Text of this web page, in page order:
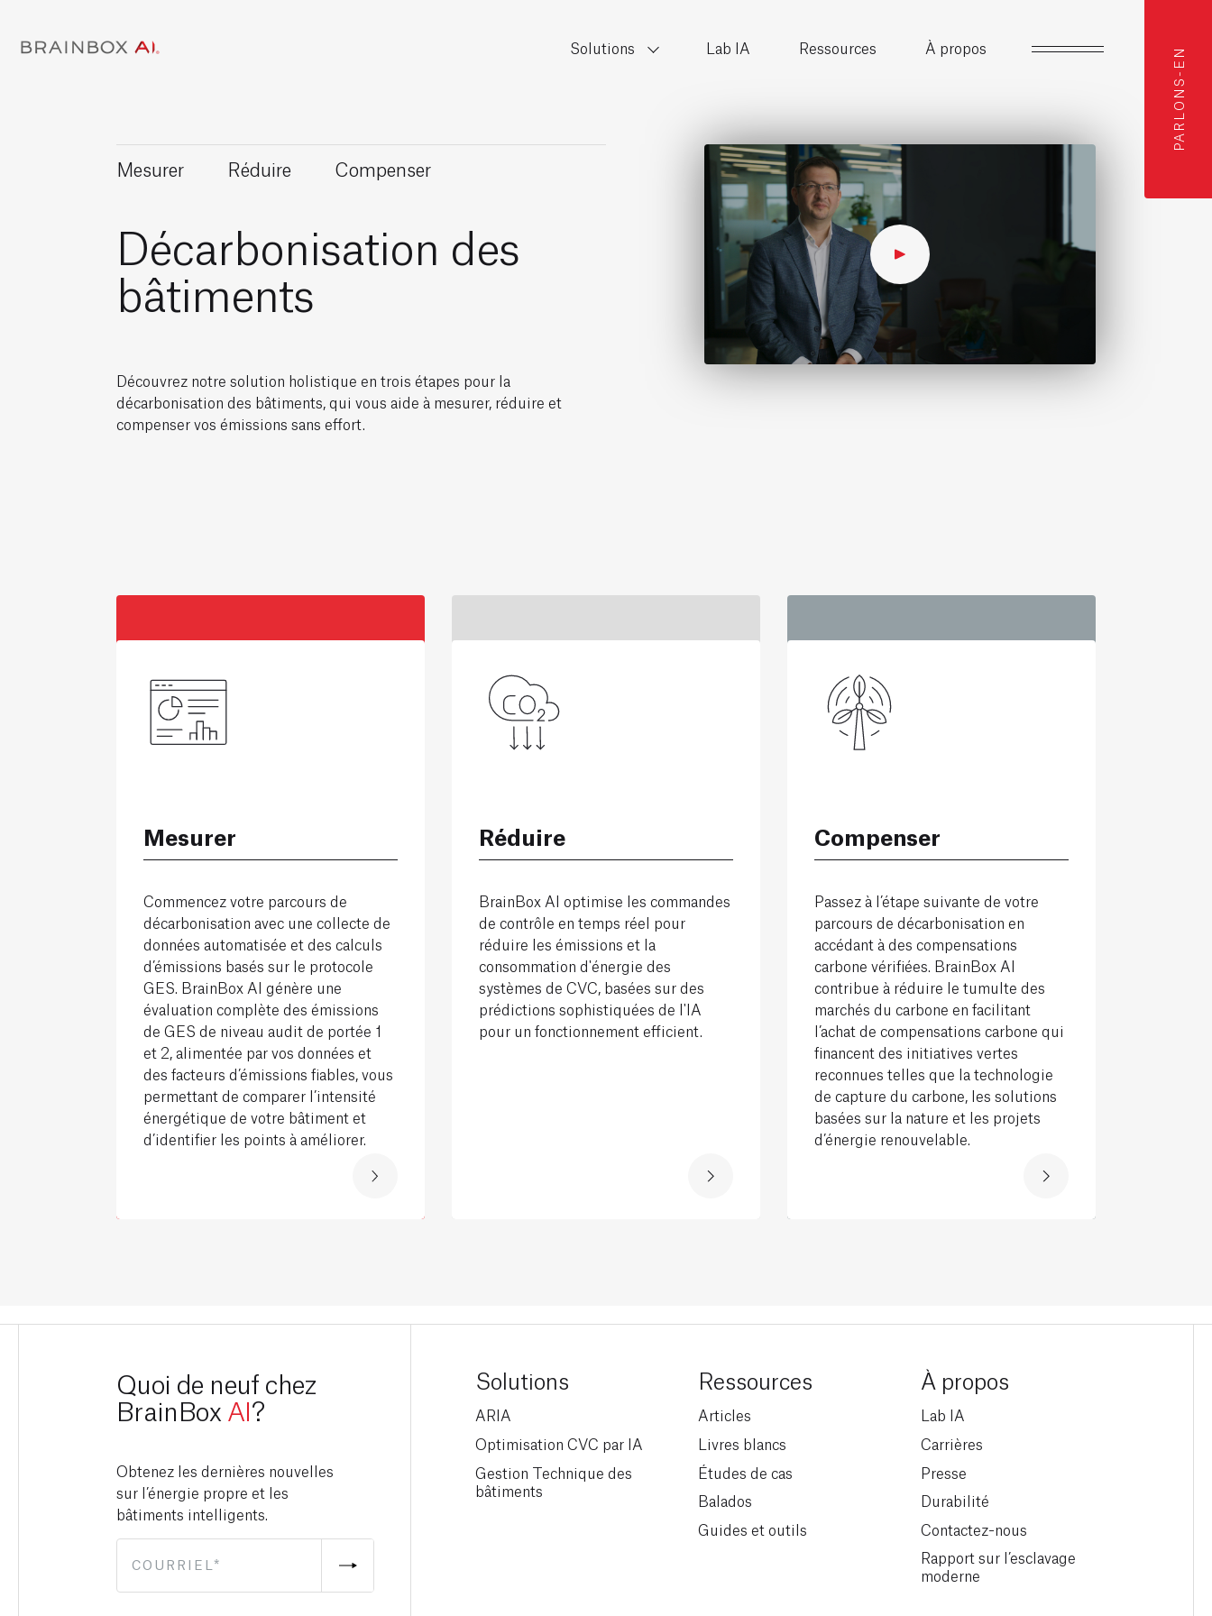
PARLONS-EN
Solutions Lab IA Ressources À propos
Mesurer Réduire Compenser
Décarbonisation des
bâtiments
Découvrez notre solution holistique en trois étapes pour la
décarbonisation des bâtiments, qui vous aide à mesurer, réduire et
compenser vos émissions sans effort.
Mesurer
Commencez votre parcours de
décarbonisation avec une collecte de
données automatisée et des calculs
d’émissions basés sur le protocole
GES. BrainBox AI génère une
évaluation complète des émissions
de GES de niveau audit de portée 1
et 2, alimentée par vos données et
des facteurs d’émissions fiables, vous
permettant de comparer l’intensité
énergétique de votre bâtiment et
d’identifier les points à améliorer.
Réduire
BrainBox AI optimise les commandes
de contrôle en temps réel pour
réduire les émissions et la
consommation d'énergie des
systèmes de CVC, basées sur des
prédictions sophistiquées de l'IA
pour un fonctionnement efficient.
Compenser
Passez à l’étape suivante de votre
parcours de décarbonisation en
accédant à des compensations
carbone vérifiées. BrainBox AI
contribue à réduire le tumulte des
marchés du carbone en facilitant
l’achat de compensations carbone qui
financent des initiatives vertes
reconnues telles que la technologie
de capture du carbone, les solutions
basées sur la nature et les projets
d’énergie renouvelable.
Quoi de neuf chez
BrainBox AI?
Obtenez les dernières nouvelles
sur l’énergie propre et les
bâtiments intelligents.
Solutions
ARIA
Optimisation CVC par IA
Gestion Technique des
bâtiments
Ressources
Articles
Livres blancs
Études de cas
Balados
Guides et outils
À propos
Lab IA
Carrières
Presse
Durabilité
Contactez-nous
Rapport sur l’esclavage
moderne